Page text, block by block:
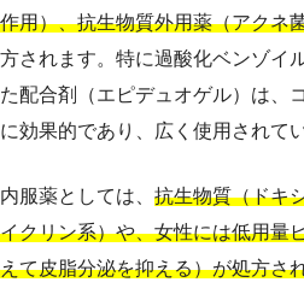
作用）、抗生物質外用薬（アクネ
方されます。特に過酸化ベンゾイ
た配合剤（エピデュオゲル）は、
に効果的であり、広く使用されて
内服薬としては、 抗生物質（ドキ
イクリン系）や、女性には低用量
えて皮脂分泌を抑える）が処方さ